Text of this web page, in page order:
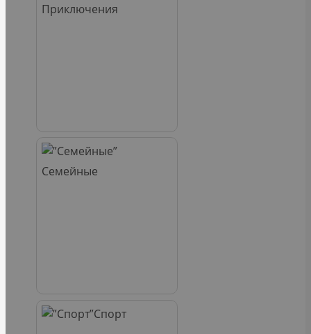
Приключения
Семейные
Спорт